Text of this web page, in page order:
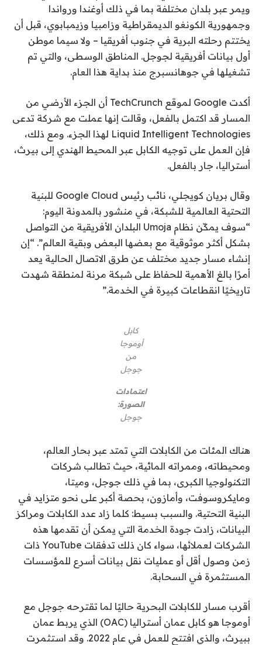
ويمر عبر بلدان مختلفة بما في ذلك أوغندا ورواندا
وجمهورية الكونغو الديمقراطية وزامبيا وزيمبابوي، قبل أن
يختتم رحلته البرية في جنوب أفريقيا – ولا سيما موطن
أول بيانات أفريقية لجوجل. المناطق الوسطى، والتي تم
تشغيلها في جوهانسبرج منذ بداية هذا العام.
أكدت Google لموقع TechCrunch أن الجزء الأرضي من
المسار قد اكتمل بالفعل، وقالت إنها عملت مع شركة تدعى
Liquid Intelligent Technologies لهذا الجزء. ومع ذلك،
فإن العمل على توجيه الكابل عبر المحيط الهندي إلى بيرث،
أستراليا، جار بالفعل.
وقال بريان كويجلي، نائب رئيس Google Cloud للبنية
التحتية العالمية للشبكة، في منشور بالمدونة اليوم:
“سوف يمكّن نظام Umoja البلدان الأفريقية من التواصل
بشكل أكثر موثوقية مع بعضها البعض وبقية العالم”. “إن
إنشاء مسار جديد مختلف عن طرق الاتصال الحالية يعد
أمرًا بالغ الأهمية للحفاظ على شبكة مرنة لمنطقة شهدت
تاريخيًا انقطاعات كبيرة في الخدمة.”
كابل
أوموجا
من
جوجل
اعتمادات
الصورة:
جوجل
هناك المئات من الكابلات التي تمتد عبر بحار العالم،
ومحيطاته، وممراته المائية، حيث تطالب شركات
التكنولوجيا الكبرى، بما في ذلك جوجل، وميتا،
ومايكروسوفت، وأمازون، بحصة أكبر على نحو متزايد في
البنية التحتية. والسبب بسيط: كلما زاد عدد الكابلات ومراكز
البيانات، زادت جودة الخدمة التي يمكن أن تقدمها هذه
الشركات لعملائها، سواء كان ذلك تدفقات YouTube ذات
زمن وصول أقل أو عمليات نقل بيانات أسرع للمؤسسات
المستثمرة في السحابة.
أقرب مسار للكابلات البحرية حاليًا لما تقترحه جوجل مع
أوموجا هو كابل عمان أستراليا (OAC) الذي يربط عمان
ببيرث، والذي افتتح للعمل في عام 2022. وقد استثمرت